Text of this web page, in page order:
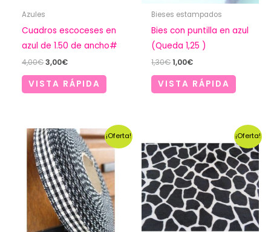
Azules
Cuadros escoceses en
azul de 1.50 de ancho#
4,00€El
original
3,00€El
actual
VISTA RÁPIDA
Bieses estampados
Bies con puntilla en azul
(Queda 1,25 )
1,30€El
original
1,00€El
actual
VISTA RÁPIDA
¡Oferta! ¡Oferta!